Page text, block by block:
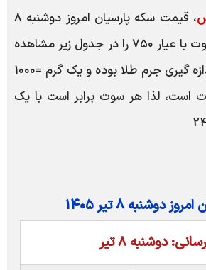
، قیمت سکه پارسیان امروز دوشنبه ۸
تیر ۱۴۰۵ در انواع سوت با عیار ۷۵۰ را در جدول زیر مشاهده
کنید. سوت واحد اندازه گیری جرم طلا بوده و یک گرم =۱۰۰۰
= ۱۰۰۰ سوت است، لذا هر سوت برابر است با یک
۸ تیر ۱۴۰۵
دوشنبه 8 تیر